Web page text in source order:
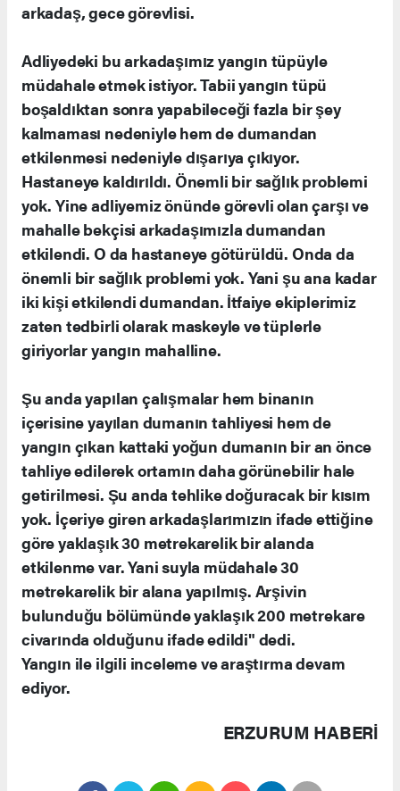
arkadaş, gece görevlisi.
Adliyedeki bu arkadaşımız yangın tüpüyle
müdahale etmek istiyor. Tabii yangın tüpü
boşaldıktan sonra yapabileceği fazla bir şey
kalmaması nedeniyle hem de dumandan
etkilenmesi nedeniyle dışarıya çıkıyor.
Hastaneye kaldırıldı. Önemli bir sağlık problemi
yok. Yine adliyemiz önünde görevli olan çarşı ve
mahalle bekçisi arkadaşımızla dumandan
etkilendi. O da hastaneye götürüldü. Onda da
önemli bir sağlık problemi yok. Yani şu ana kadar
iki kişi etkilendi dumandan. İtfaiye ekiplerimiz
zaten tedbirli olarak maskeyle ve tüplerle
giriyorlar yangın mahalline.
Şu anda yapılan çalışmalar hem binanın
içerisine yayılan dumanın tahliyesi hem de
yangın çıkan kattaki yoğun dumanın bir an önce
tahliye edilerek ortamın daha görünebilir hale
getirilmesi. Şu anda tehlike doğuracak bir kısım
yok. İçeriye giren arkadaşlarımızın ifade ettiğine
göre yaklaşık 30 metrekarelik bir alanda
etkilenme var. Yani suyla müdahale 30
metrekarelik bir alana yapılmış. Arşivin
bulunduğu bölümünde yaklaşık 200 metrekare
civarında olduğunu ifade edildi" dedi.
Yangın ile ilgili inceleme ve araştırma devam
ediyor.
ERZURUM HABERİ